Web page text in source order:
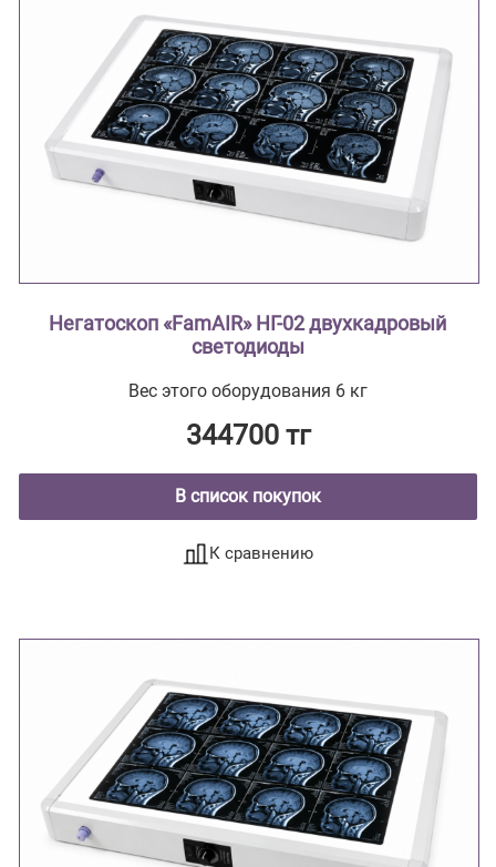
Негатоскоп «FamAIR» НГ-02 двухкадровый
светодиоды
Вес этого оборудования 6 кг
344700 тг
В список покупок
К сравнению